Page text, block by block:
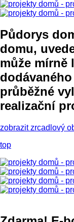
Půdorys
domu,
může mírně
průběžné
realizační
zobrazit zrcadlový
top